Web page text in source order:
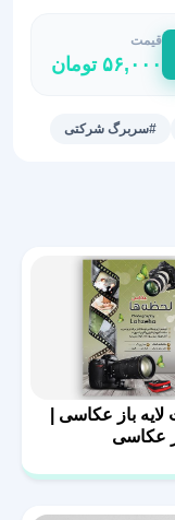
قیمت
۵۶,۰۰۰ تومان
#سربرگ شرکتی
لایه باز عکاسی |
عکاسی